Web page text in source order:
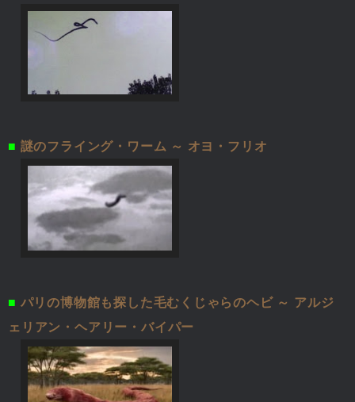
■ 謎のフライング・ワーム ～ オヨ・フリオ
■ パリの博物館も探した毛むくじゃらのヘビ ～ アルジ
ェリアン・ヘアリー・バイパー